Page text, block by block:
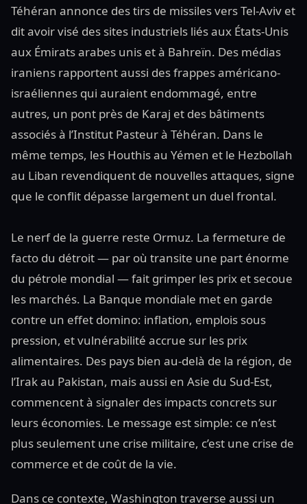
Téhéran annonce des tirs de missiles vers Tel-Aviv et
dit avoir visé des sites industriels liés aux États-Unis
aux Émirats arabes unis et à Bahreïn. Des médias
iraniens rapportent aussi des frappes américano-
israéliennes qui auraient endommagé, entre
autres, un pont près de Karaj et des bâtiments
associés à l’Institut Pasteur à Téhéran. Dans le
même temps, les Houthis au Yémen et le Hezbollah
au Liban revendiquent de nouvelles attaques, signe
que le conflit dépasse largement un duel frontal.
Le nerf de la guerre reste Ormuz. La fermeture de
facto du détroit — par où transite une part énorme
du pétrole mondial — fait grimper les prix et secoue
les marchés. La Banque mondiale met en garde
contre un effet domino: inflation, emplois sous
pression, et vulnérabilité accrue sur les prix
alimentaires. Des pays bien au-delà de la région, de
l’Irak au Pakistan, mais aussi en Asie du Sud-Est,
commencent à signaler des impacts concrets sur
leurs économies. Le message est simple: ce n’est
plus seulement une crise militaire, c’est une crise de
commerce et de coût de la vie.
Dans ce contexte, Washington traverse aussi un